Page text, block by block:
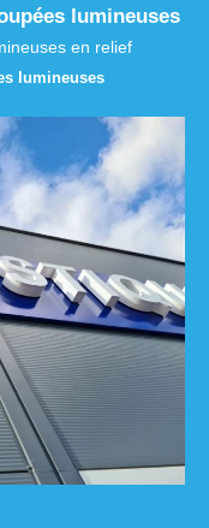
lumineuses
en relief
lumineuses